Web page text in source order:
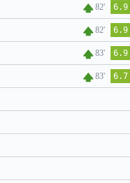
82' 6.9
82' 6.9
83' 6.9
83' 6.7